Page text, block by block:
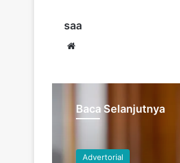
saa
Baca Selanjutnya
Advertorial